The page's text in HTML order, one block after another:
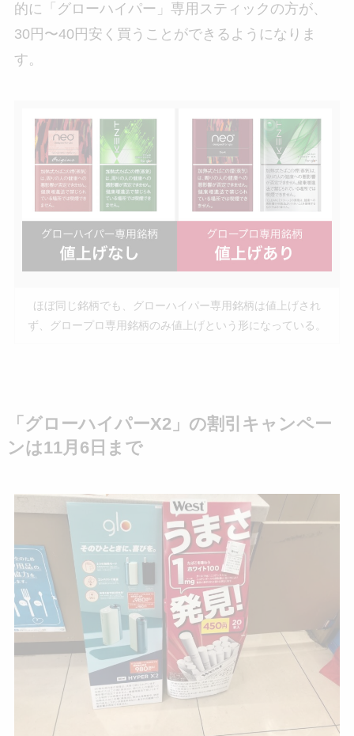
的に「グローハイパー」専用スティックの方が、
30円〜40円安く買うことができるようになりま
す。
ほぼ同じ銘柄でも、グローハイパー専用銘柄は値上げされ
ず、グロープロ専用銘柄のみ値上げという形になっている。
「グローハイパーX2」の割引キャンペー
ンは11月6日まで